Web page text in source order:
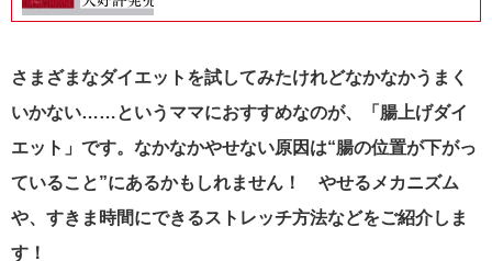
さまざまなダイエットを試してみたけれどなかなかうまく
いかない……というママにおすすめなのが、「腸上げダイ
エット」です。なかなかやせない原因は“腸の位置が下がっ
ていること”にあるかもしれません！ やせるメカニズム
や、すきま時間にできるストレッチ方法などをご紹介しま
す！